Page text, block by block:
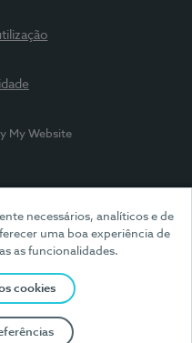
necessários, analíticos e de
uma boa experiência de
as funcionalidades.
cookies
My Website